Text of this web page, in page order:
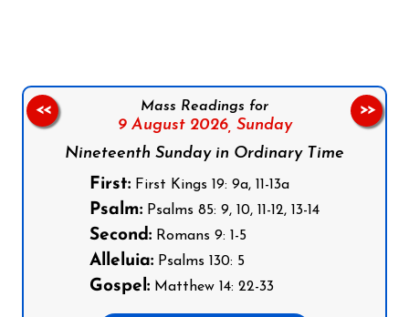
Mass Readings for
9 August 2026, Sunday
Nineteenth Sunday in Ordinary Time
First: First Kings 19: 9a, 11-13a
Psalm: Psalms 85: 9, 10, 11-12, 13-14
Second: Romans 9: 1-5
Alleluia: Psalms 130: 5
Gospel: Matthew 14: 22-33
<< >>